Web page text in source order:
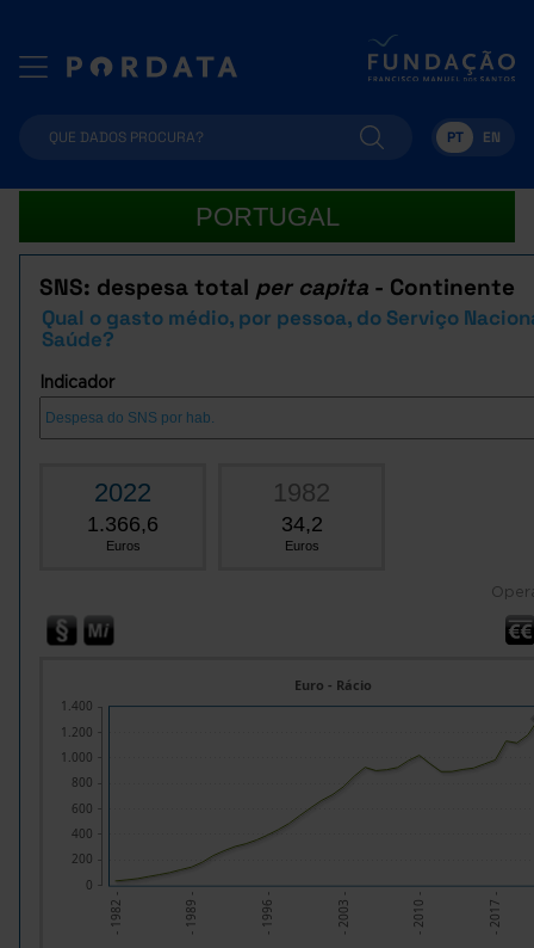
PT EN
PORTUGAL
SNS: despesa total per capita - Continente
Qual o gasto médio, por pessoa, do Serviço
Saúde?
Indicador
2022
1.366,6
Euros
1982
34,2
Euros
- 1982 - - 1989 - - 1996 - - 2003 - - 2010 - - 2017 -
Euro - Rácio
0
200
400
600
800
1.000
1.200
1.400